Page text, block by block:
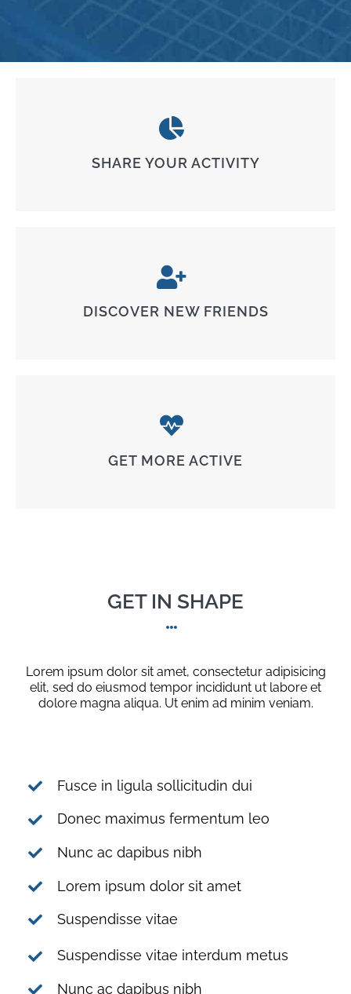
SHARE YOUR ACTIVITY
DISCOVER NEW FRIENDS
GET MORE ACTIVE
GET IN SHAPE
Lorem ipsum dolor sit amet, consectetur adipisicing
elit, sed do eiusmod tempor incididunt ut labore et
dolore magna aliqua. Ut enim ad minim veniam.
Fusce in ligula sollicitudin dui
Donec maximus fermentum leo
Nunc ac dapibus nibh
Lorem ipsum dolor sit amet
Suspendisse vitae
Suspendisse vitae interdum metus
Nunc ac dapibus nibh